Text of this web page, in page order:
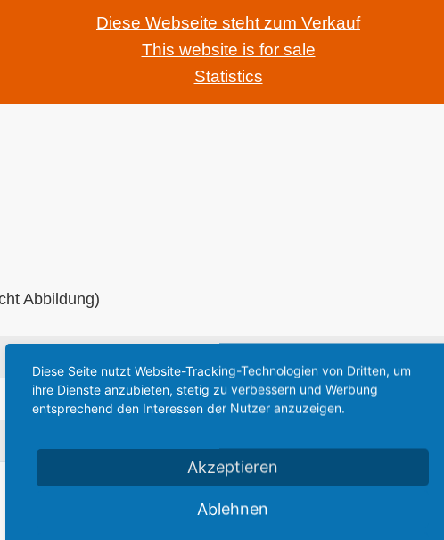
Diese Webseite steht zum Verkauf
This website is for sale
Statistics
Abbildung)
4 Zylinder in Reihe
60 PS
Diese Seite nutzt Website-Tracking-Technologien von Dritten, um
ihre Dienste anzubieten, stetig zu verbessern und Werbung
entsprechend den Interessen der Nutzer anzuzeigen.
Akzeptieren
Ablehnen